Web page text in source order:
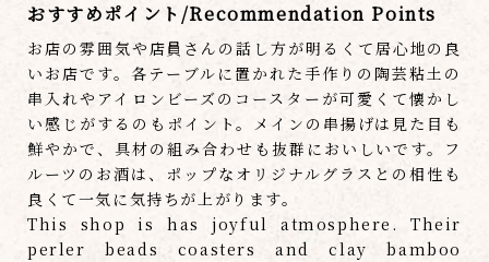
おすすめポイント/Recommendation Points
お店の雰囲気や店員さんの話し方が明るくて居心地の良
いお店です。各テーブルに置かれた手作りの陶芸粘土の
串入れやアイロンビーズのコースターが可愛くて懐かし
い感じがするのもポイント。メインの串揚げは見た目も
鮮やかで、具材の組み合わせも抜群においしいです。フ
ルーツのお酒は、ポップなオリジナルグラスとの相性も
良くて一気に気持ちが上がります。
This shop is has joyful atmosphere. Their
perler beads coasters and clay bamboo